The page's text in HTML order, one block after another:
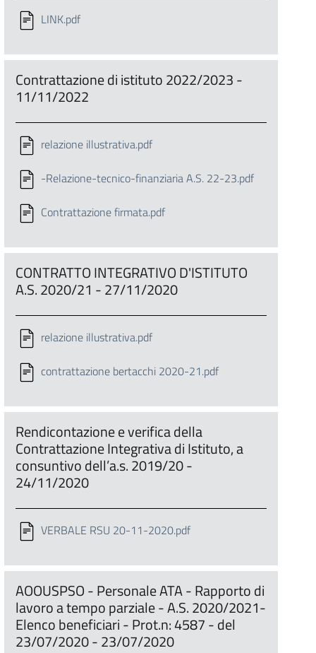
LINK.pdf
Contrattazione di istituto 2022/2023 -
11/11/2022
relazione illustrativa.pdf
-Relazione-tecnico-finanziaria A.S. 22-23.pdf
Contrattazione firmata.pdf
CONTRATTO INTEGRATIVO D'ISTITUTO
A.S. 2020/21 - 27/11/2020
relazione illustrativa.pdf
contrattazione bertacchi 2020-21.pdf
Rendicontazione e verifica della
Contrattazione Integrativa di Istituto, a
consuntivo dell’a.s. 2019/20 -
24/11/2020
VERBALE RSU 20-11-2020.pdf
AOOUSPSO - Personale ATA - Rapporto di
lavoro a tempo parziale - A.S. 2020/2021-
Elenco beneficiari - Prot.n: 4587 - del
23/07/2020 - 23/07/2020